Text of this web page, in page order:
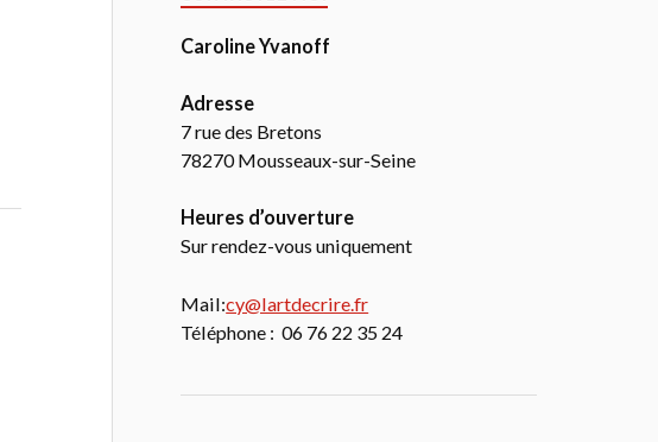
Caroline Yvanoff
Adresse
7 rue des Bretons
78270 Mousseaux-sur-Seine
Heures d’ouverture
Sur rendez-vous uniquement
Mail:cy@lartdecrire.fr
Téléphone : 06 76 22 35 24